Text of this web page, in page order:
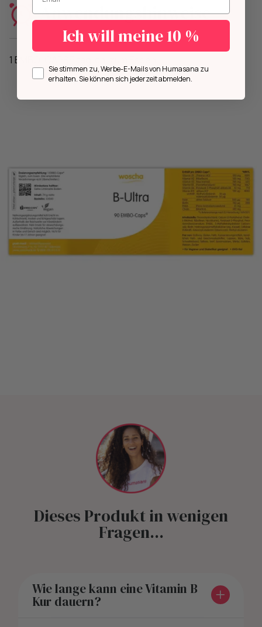
Anwendungshinweise
1 EMBO-CAPS® täglich, zum Essen.
Dieses Produkt in wenigen
Fragen...
Wie lange kann eine Vitamin B
Kur dauern?
Ich will meine 10 %
Opt inSie stimmen zu, Werbe-E-Mails von Humasana zu
erhalten. Sie können sich jederzeit abmelden.